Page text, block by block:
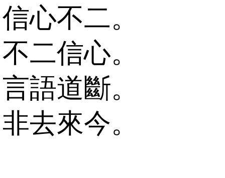
信心不二。
不二信心。
言語道斷。
非去來今。